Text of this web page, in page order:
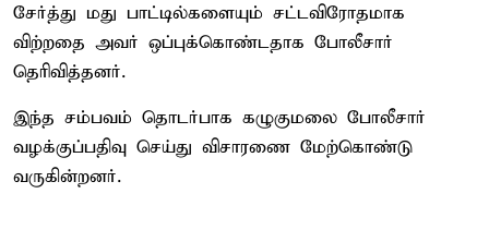
சேர்த்து மது பாட்டில்களையும் சட்டவிரோதமாக
விற்றதை அவர் ஒப்புக்கொண்டதாக போலீசார்
தெரிவித்தனர்.
இந்த சம்பவம் தொடர்பாக கழுகுமலை போலீசார்
வழக்குப்பதிவு செய்து விசாரணை மேற்கொண்டு
வருகின்றனர்.